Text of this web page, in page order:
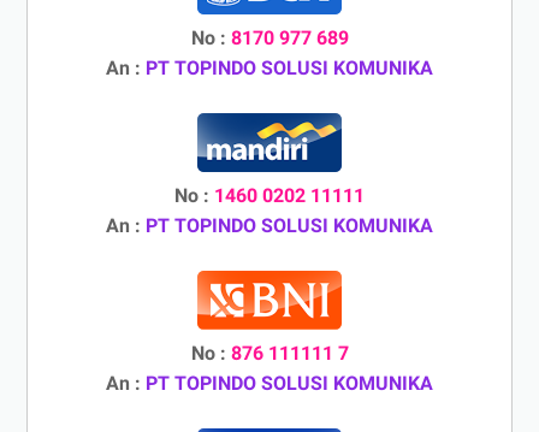
No : 8170 977 689
An : PT TOPINDO SOLUSI KOMUNIKA
No : 1460 0202 11111
An : PT TOPINDO SOLUSI KOMUNIKA
No : 876 111111 7
An : PT TOPINDO SOLUSI KOMUNIKA